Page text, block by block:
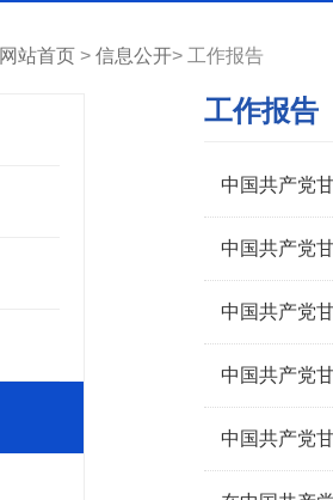
网站首页 > 信息公开> 工作报告
工作报告
中国共产党
中国共产党
中国共产党
中国共产党
中国共产党